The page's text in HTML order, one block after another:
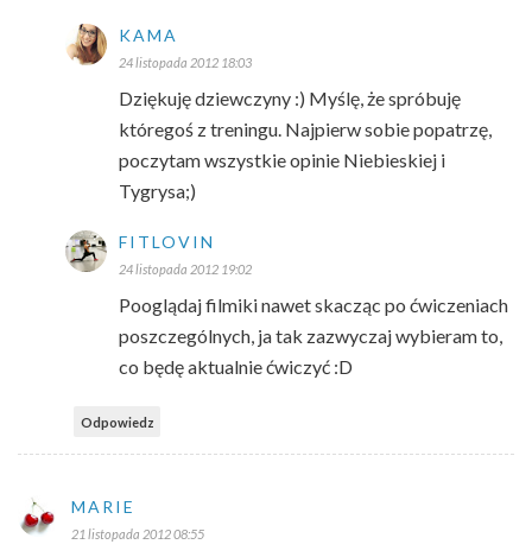
KAMA
24 listopada 2012 18:03
Dziękuję dziewczyny :) Myślę, że spróbuję
któregoś z treningu. Najpierw sobie popatrzę,
poczytam wszystkie opinie Niebieskiej i
Tygrysa;)
FITLOVIN
24 listopada 2012 19:02
Pooglądaj filmiki nawet skacząc po ćwiczeniach
poszczególnych, ja tak zazwyczaj wybieram to,
co będę aktualnie ćwiczyć :D
Odpowiedz
MARIE
21 listopada 2012 08:55